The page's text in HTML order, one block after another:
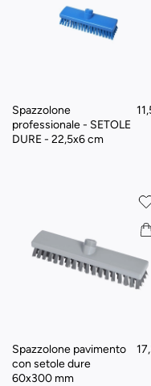
Spazzolone
professionale - SETOLE
DURE - 22,5x6 cm
Spazzolone pavimento
con setole dure
60x300 mm